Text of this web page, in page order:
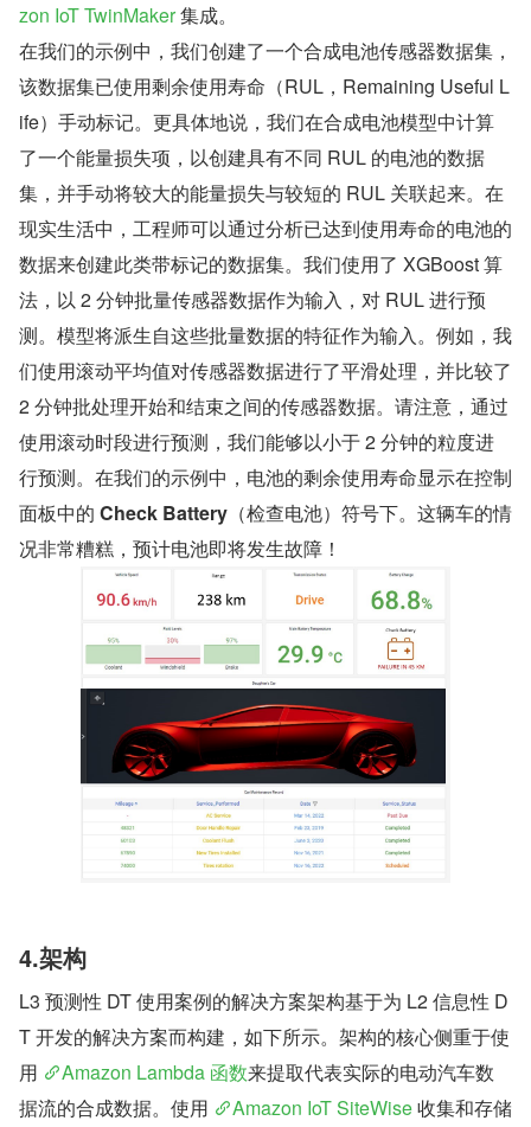
zon IoT TwinMaker 集成。
在我们的示例中，我们创建了一个合成电池传感器数据集，
该数据集已使用剩余使用寿命（RUL，Remaining Useful L
ife）手动标记。更具体地说，我们在合成电池模型中计算
了一个能量损失项，以创建具有不同 RUL 的电池的数据
集，并手动将较大的能量损失与较短的 RUL 关联起来。在
现实生活中，工程师可以通过分析已达到使用寿命的电池的
数据来创建此类带标记的数据集。我们使用了 XGBoost 算
法，以 2 分钟批量传感器数据作为输入，对 RUL 进行预
测。模型将派生自这些批量数据的特征作为输入。例如，我
们使用滚动平均值对传感器数据进行了平滑处理，并比较了
2 分钟批处理开始和结束之间的传感器数据。请注意，通过
使用滚动时段进行预测，我们能够以小于 2 分钟的粒度进
行预测。在我们的示例中，电池的剩余使用寿命显示在控制
面板中的 Check Battery （检查电池）符号下。这辆车的情
况非常糟糕，预计电池即将发生故障！
4.架构
L3 预测性 DT 使用案例的解决方案架构基于为 L2 信息性 D
T 开发的解决方案而构建，如下所示。架构的核心侧重于使
用
Amazon Lambda 函数来提取代表实际的电动汽车数
据流的合成数据。使用
Amazon IoT SiteWise 收集和存储